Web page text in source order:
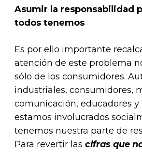
Asumir la responsabilidad
todos tenemos
Es por ello importante
atención de este problema
sólo de los consumidores.
industriales, consumidores,
comunicación, educadores y
estamos involucrados
tenemos nuestra parte de
Para revertir las cifras que